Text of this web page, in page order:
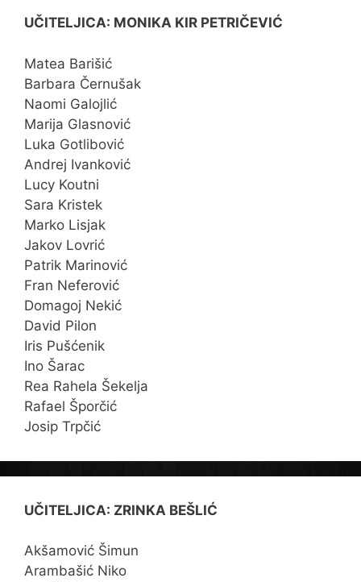
UČITELJICA: MONIKA KIR PETRIČEVIĆ
Matea Barišić
Barbara Černušak
Naomi Galojlić
Marija Glasnović
Luka Gotlibović
Andrej Ivanković
Lucy Koutni
Sara Kristek
Marko Lisjak
Jakov Lovrić
Patrik Marinović
Fran Neferović
Domagoj Nekić
David Pilon
Iris Pušćenik
Ino Šarac
Rea Rahela Šekelja
Rafael Šporčić
Josip Trpčić
UČITELJICA: ZRINKA BEŠLIĆ
Akšamović Šimun
Arambašić Niko